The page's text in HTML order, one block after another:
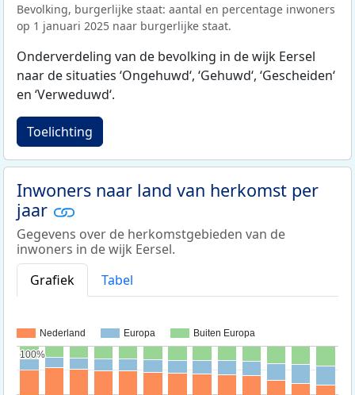
Bevolking, burgerlijke staat: aantal en percentage inwoners
op 1 januari 2025 naar burgerlijke staat.
Onderverdeling van de bevolking in de wijk Eersel
naar de situaties ‘Ongehuwd‘, ‘Gehuwd‘, ‘Gescheiden‘
en ‘Verweduwd‘.
Toelichting
Inwoners naar land van herkomst per
jaar
Gegevens over de herkomstgebieden van de
inwoners in de wijk Eersel.
Grafiek
Tabel
Nederland Europa Buiten Europa
100%
100%